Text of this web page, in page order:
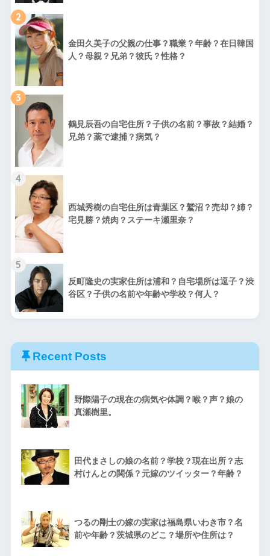
2
金田久美子の父親の仕事？職業？年齢？在日韓国
人？母親？兄弟？彼氏？性格？
3
鶴見辰吾の自宅住所？子供の名前？事故？結婚？
兄弟？薬で逮捕？病気？
4
西城秀樹の自宅住所は青葉区？鷲沼？売却？姉？
宅見勝？焼肉？ステーキ瀬里奈？
5
反町隆史の実家住所は浦和？自宅場所は逗子？渋
谷区？子供の名前や年齢や学校？何人？
Recent Posts
野際陽子の現在の病気や体調？喉？声？娘の
真瀬樹里。
田代まさしの娘の名前？学校？現在出所？志
村けんとの関係？元嫁のツイッター？年齢？
つるの剛士の嫁の実家は福島県いわき市？名
前や年齢？茨城県のどこ？場所や住所は？